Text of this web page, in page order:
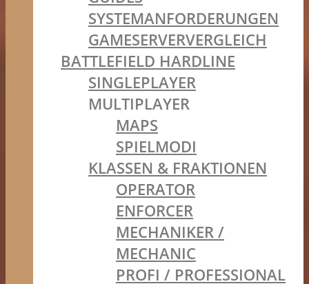
SYSTEMANFORDERUNGEN
GAMESERVERVERGLEICH
BATTLEFIELD HARDLINE
SINGLEPLAYER
MULTIPLAYER
MAPS
SPIELMODI
KLASSEN & FRAKTIONEN
OPERATOR
ENFORCER
MECHANIKER /
MECHANIC
PROFI / PROFESSIONAL